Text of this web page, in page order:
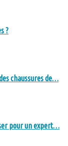
?
chaussures de…
pour un expert…